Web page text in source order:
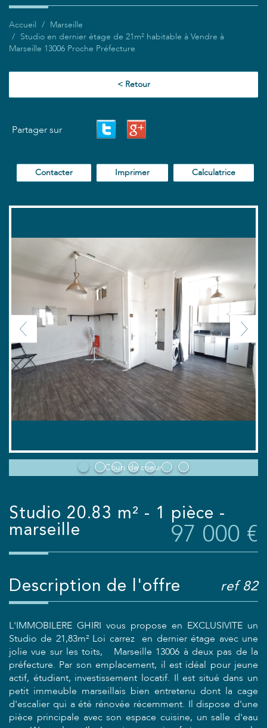
Accueil
Marseille
Studio en dernier étage de 21m² habitable à Vendre à
Marseille 13006 Proche Préfecture
< Retour
Partager sur
Contacter Imprimer Calculatrice
Coup de coeur
studio 20.83 m² - 1 pièce -
marseille
97 000 €
description de l'offre ref 82
L'IMMOBILERE GHIRI vous propose en EXCLUSIVITE un
Studio de 21,83m² Loi carrez en dernier étage avec une
jolie vue sur les toits, Marseille 13006 à deux pas de la
préfecture. Par son emplacement, il est idéal pour jeune
actif, étudiant, investissement locatif. Il est situé dans un
petit immeuble marseillais bien entretenu dont la cage
d'escalier qui a été rénovée récemment. Il dispose d'une
pièce principale avec son espace cuisine, un salle d'eau